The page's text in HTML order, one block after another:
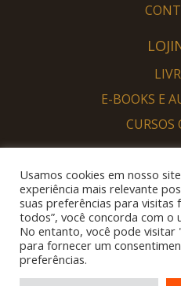
E-BOOKS E
SOU
QUERO
Usamos cookies em nosso
experiência mais relevante
suas preferências para visitas
todos”, você concorda com o
No entanto, você pode visitar
para fornecer um
preferências.